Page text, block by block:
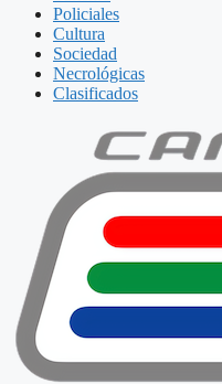
Policiales
Cultura
Sociedad
Necrológicas
Clasificados